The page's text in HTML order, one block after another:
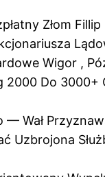
Złom
Wigor ,
Do 3000+
Wał
Uzbrojona